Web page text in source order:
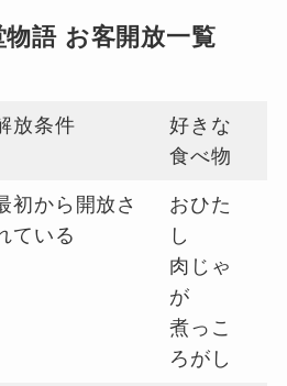
語 お客開放一覧
放条件
好きな
食べ物
初から開放さ
ている
おひた
し
肉じゃ
が
煮っこ
ろがし